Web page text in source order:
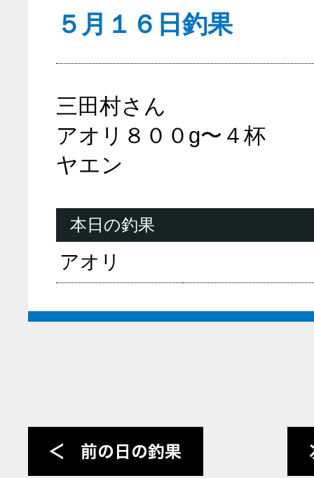
５月１６日釣果
三田村さん
アオリ８００g〜４杯
ヤエン
本日の釣果
アオリ